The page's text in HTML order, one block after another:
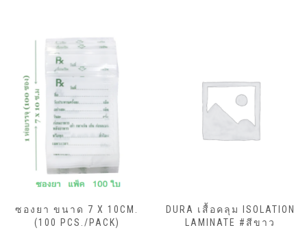
ซองยา ขนาด 7 X 10CM.
(100 PCS./PACK)
DURA เสื้อคลุม ISOLATION
LAMINATE #สีขาว